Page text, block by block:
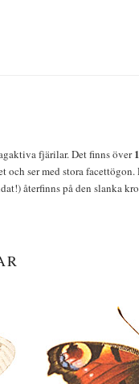
fjärilar. Det finns över
ser med stora
återfinns på den slanka